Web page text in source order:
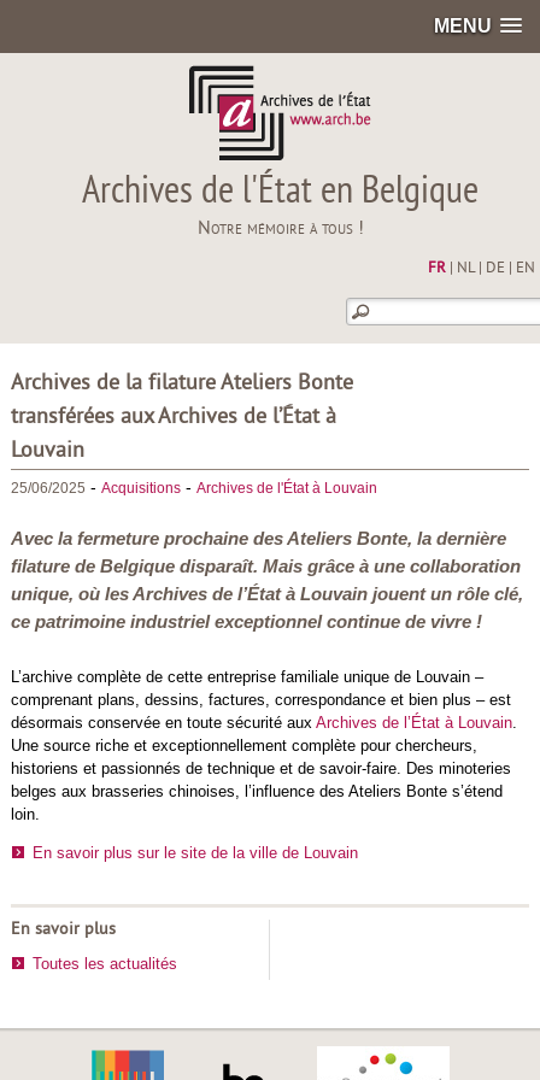
MENU
Archives de l'État en Belgique
Notre mémoire à tous !
FR| NL| DE EN
Archives de la filature Ateliers Bonte
transférées aux Archives de l’État à
Louvain
25/06/2025 - Acquisitions- Archives de l'État à Louvain
Avec la fermeture prochaine des Ateliers Bonte, la dernière
filature de Belgique disparaît. Mais grâce à une collaboration
unique, où les Archives de l’État à Louvain jouent un rôle clé,
ce patrimoine industriel exceptionnel continue de vivre !
L’archive complète de cette entreprise familiale unique de Louvain –
comprenant plans, dessins, factures, correspondance et bien plus – est
désormais conservée en toute sécurité aux Archives de l’État à Louvain.
Une source riche et exceptionnellement complète pour chercheurs,
historiens et passionnés de technique et de savoir-faire. Des minoteries
belges aux brasseries chinoises, l’influence des Ateliers Bonte s’étend
loin.
En savoir plus sur le site de la ville de Louvain
En savoir plus
Toutes les actualités